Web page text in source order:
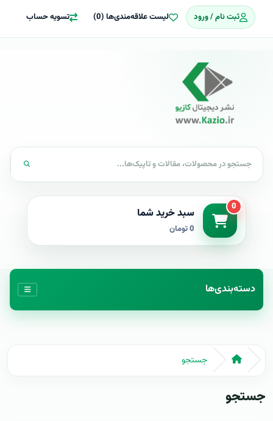
ثبت نام / ورود لیست علاقه‌مندی‌ها (0) تسویه حساب
0 سبد خرید شما
0 تومان
دسته‌بندی‌ها
جستجو
جستجو